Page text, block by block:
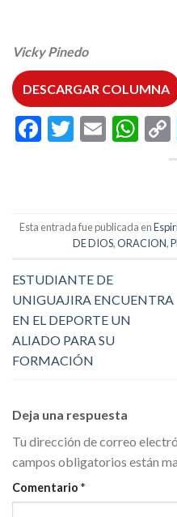
Vicky Pinedo
DESCARGAR COLUMNA
Facebook
Twitter
Email
Esta entrada fue publicada en
DE DIOS,ORACION,
ESTUDIANTE DE
UNIGUAJIRA ENCUENTRA
EN EL DEPORTE UN
ALIADO PARA SU
FORMACIÓN
Deja una respuesta
Tu dirección de correo
campos obligatorios están
Comentario *